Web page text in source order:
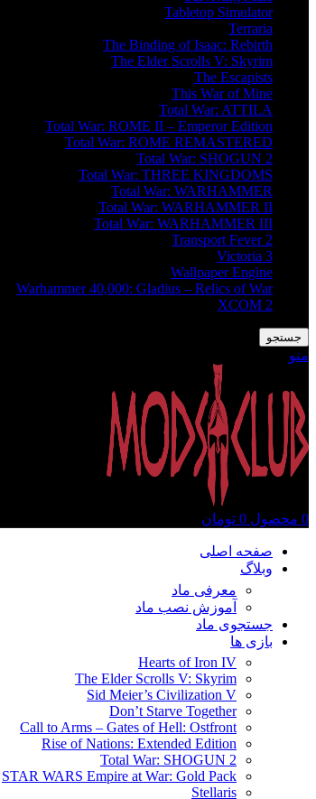
Tabletop Simulator
Terraria
The Binding of Isaac: Rebirth
The Elder Scrolls V: Skyrim
The Escapists
This War of Mine
Total War: ATTILA
Total War: ROME II – Emperor Edition
Total War: ROME REMASTERED
Total War: SHOGUN 2
Total War: THREE KINGDOMS
Total War: WARHAMMER
Total War: WARHAMMER II
Total War: WARHAMMER III
Transport Fever 2
Victoria 3
Wallpaper Engine
Warhammer 40,000: Gladius – Relics of War
XCOM 2
جستجو
منو
0 محصول 0 تومان
صفحه اصلی
وبلاگ
معرفی ماد
آموزش نصب ماد
جستجوی ماد
بازی ها
Hearts of Iron IV
The Elder Scrolls V: Skyrim
Sid Meier’s Civilization V
Don’t Starve Together
Call to Arms – Gates of Hell: Ostfront
Rise of Nations: Extended Edition
Total War: SHOGUN 2
STAR WARS Empire at War: Gold Pack
Stellaris